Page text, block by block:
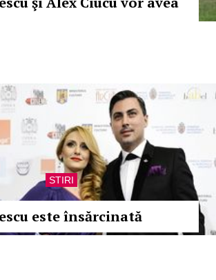
STIRI
este însărcinată